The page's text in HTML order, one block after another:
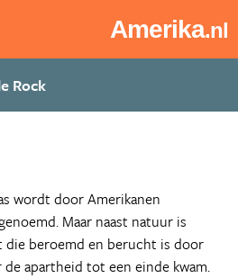
Amerika.nl
wordt door Amerikanen
Maar naast natuur is
die beroemd en berucht is door
de apartheid tot een einde kwam.